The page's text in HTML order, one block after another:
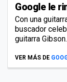
Google le
Con una
buscador
guitarra
VER MÁS DE